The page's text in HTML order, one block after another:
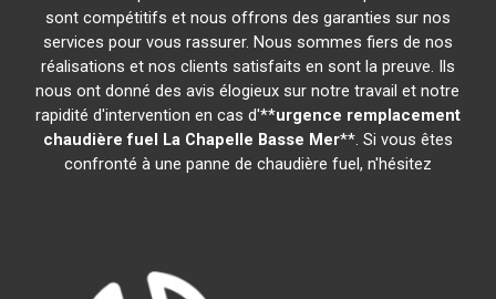
sont compétitifs et nous offrons des garanties sur nos
services pour vous rassurer. Nous sommes fiers de nos
réalisations et nos clients satisfaits en sont la preuve. Ils
nous ont donné des avis élogieux sur notre travail et notre
rapidité d'intervention en cas d'**urgence remplacement
chaudière fuel La Chapelle Basse Mer**. Si vous êtes
confronté à une panne de chaudière fuel, n'hésitez